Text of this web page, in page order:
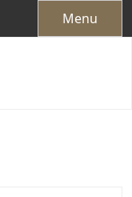
Menu